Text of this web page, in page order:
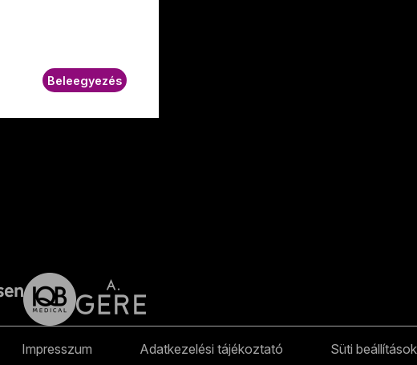
Impresszum Adatkezelési tájékoztató Süti beállítások
Beleegyezés